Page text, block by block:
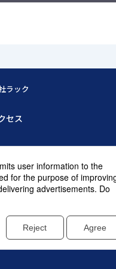
ラック
セス
特定個人情報につい
の取り扱いについて
勧誘方針
社商標の使用に関するガイドライン